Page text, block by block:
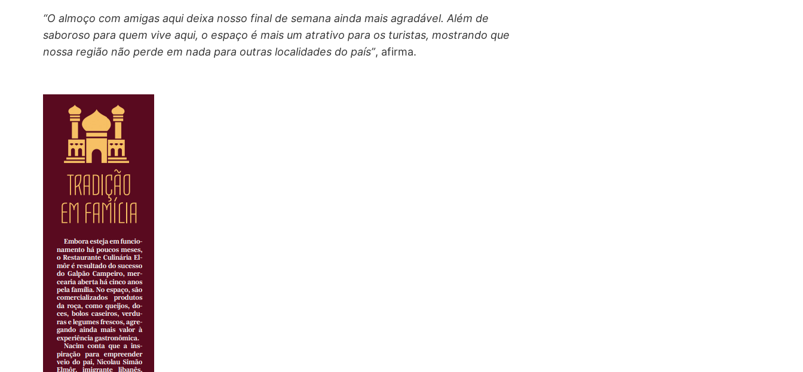
“O almoço com amigas aqui deixa nosso final de semana ainda mais agradável. Além de
saboroso para quem vive aqui, o espaço é mais um atrativo para os turistas, mostrando que
nossa região não perde em nada para outras localidades do país”, afirma.